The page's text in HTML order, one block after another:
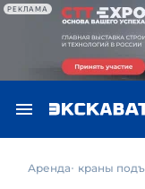
РЕКЛАМА
Аренда краны